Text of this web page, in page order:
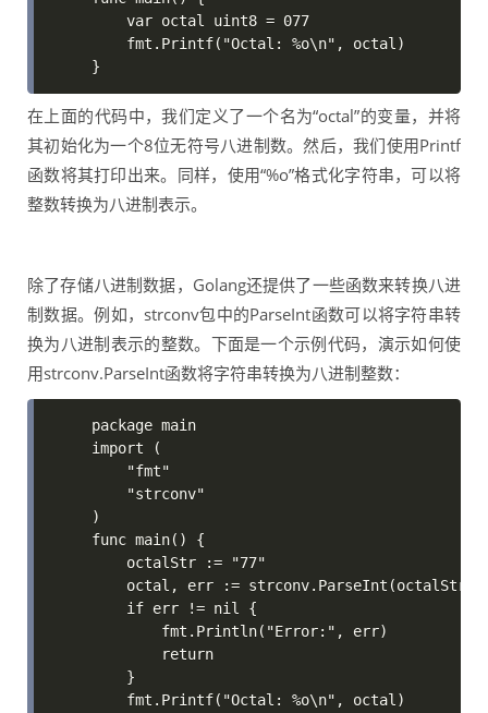
var octal uint8 = 077
fmt.Printf("Octal: %o\n", octal)
}
在上面的代码中，我们定义了一个名为“octal”的变量，并将
其初始化为一个8位无符号八进制数。然后，我们使用Printf
函数将其打印出来。同样，使用“%o”格式化字符串，可以将
整数转换为八进制表示。
除了存储八进制数据，Golang还提供了一些函数来转换八进
制数据。例如，strconv包中的ParseInt函数可以将字符串转
换为八进制表示的整数。下面是一个示例代码，演示如何使
用strconv.ParseInt函数将字符串转换为八进制整数：
package main
import (
"fmt"
"strconv"
)
func main() {
octalStr := "77"
octal, err := strconv.ParseInt(octalStr,
if err != nil {
fmt.Println("Error:", err)
return
}
fmt.Printf("Octal: %o\n", octal)